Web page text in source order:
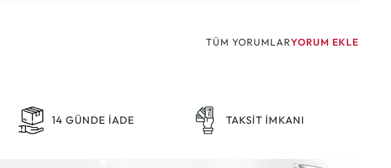
TÜM YORUMLARYORUM EKLE
14 GÜNDE İADE TAKSİT İMKANI